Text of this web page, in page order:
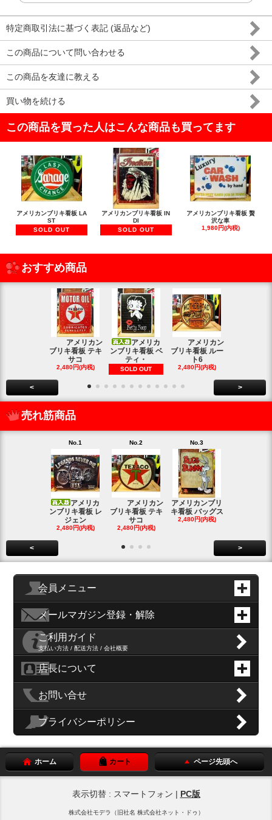
特定商取引法に基づく表記 (返品など)
この商品について問い合わせる
この商品を友達に教える
買い物を続ける
この商品を買った人はこんな商品も買ってます
アメリカンブリキ看板 LA
ST
SOLD OUT
アメリカンブリキ看板 IN
DI
SOLD OUT
アメリカンブリキ看板 贅
沢な車
1,980円(内税)
おすすめ商品
アメリカン
ブリキ看板 テキ
サコ
2,480円(内税)
アメリカ
ンブリキ看板 ベ
ティ・
SOLD OUT
アメリカン
ブリキ看板 ルー
ト6
2,480円(内税)
< >
売れ筋商品
No.1
アメリカ
ンブリキ看板 レ
ジェン
2,480円(内税)
No.2
アメリカン
ブリキ看板 テキ
サコ
2,480円(内税)
No.3
アメリカンブリ
キ看板 バッグス
2,480円(内税)
< >
会員メニュー
メールマガジン登録・解除
ご利用ガイド
支払い方法 / 配送方法 / 会社概要
店長について
お問い合せ
プライバシーポリシー
ホーム カート ページ先頭へ
表示切替 : スマートフォン | PC版
株式会社モデラ（旧社名 株式会社ネット・ドゥ）